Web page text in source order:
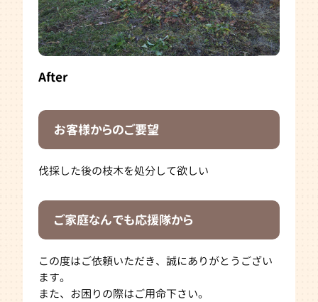
After
お客様からのご要望
伐採した後の枝木を処分して欲しい
ご家庭なんでも応援隊から
この度はご依頼いただき、誠にありがとうござい
ます。
また、お困りの際はご用命下さい。